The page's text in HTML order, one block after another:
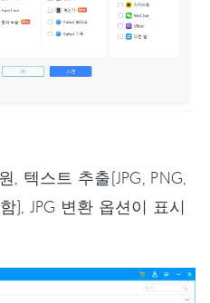
, 텍스트 추출(JPG, PNG,
), JPG 변환 옵션이 표시